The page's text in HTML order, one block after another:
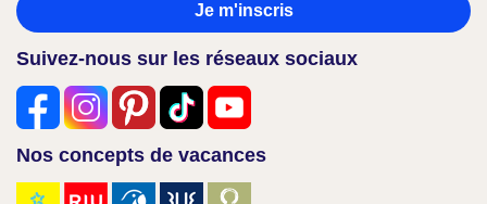
Je m'inscris
Suivez-nous sur les réseaux sociaux
Nos concepts de vacances